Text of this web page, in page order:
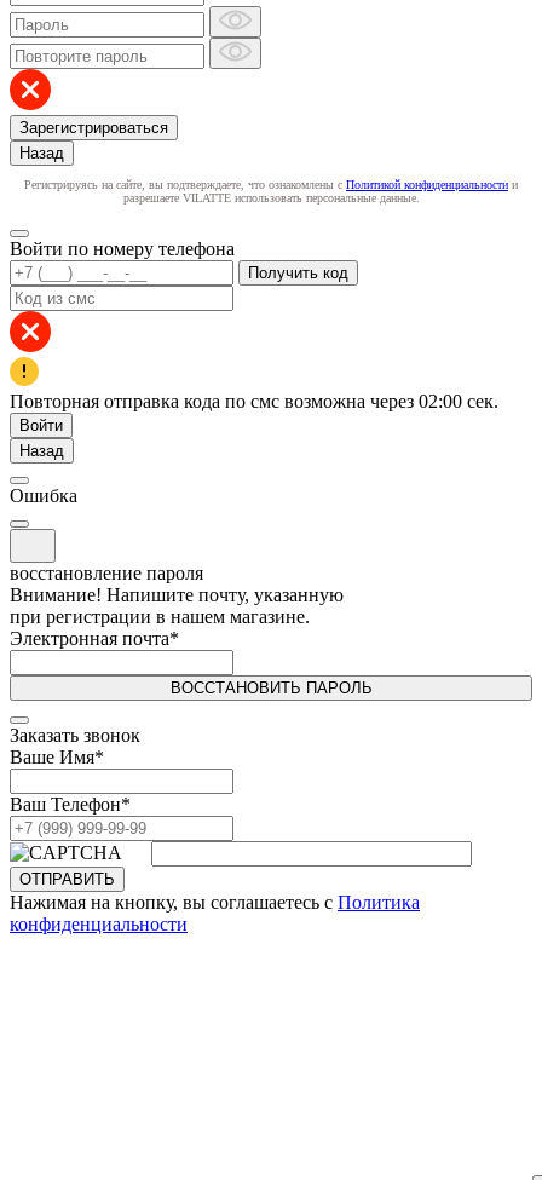
Зарегистрироваться
Назад
Регистрируясь на сайте, вы подтверждаете, что ознакомлены с Политикой конфиденциальности и
разрешаете VILATTE использовать персональные данные.
Войти по номеру телефона
Получить код
Повторная отправка кода по смс возможна через 02:00 сек.
Войти
Назад
Ошибка
восстановление пароля
Внимание! Напишите почту, указанную
при регистрации в нашем магазине.
Электронная почта*
ВОССТАНОВИТЬ ПАРОЛЬ
Заказать звонок
Ваше Имя*
Ваш Телефон*
ОТПРАВИТЬ
Нажимая на кнопку, вы соглашаетесь с Политика
конфиденциальности